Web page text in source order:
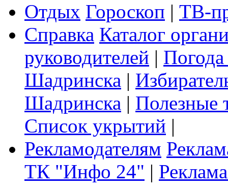
Отдых Гороскоп | ТВ-
Справка Каталог
руководителей |
Шадринска |
Шадринска | Полезные
Список укрытий |
Рекламодателям
ТК "Инфо 24" |